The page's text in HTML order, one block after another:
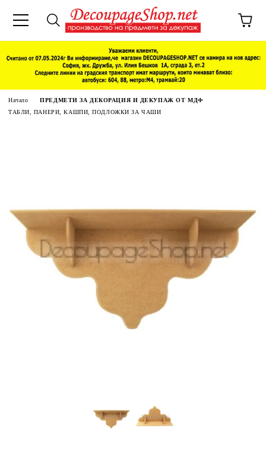
Начало
ПРЕДМЕТИ ЗА ДЕКОРАЦИЯ И ДЕКУПАЖ ОТ МДФ
ТАБЛИ, ПАНЕРИ, КАШПИ, ПОДЛОЖКИ ЗА ЧАШИ